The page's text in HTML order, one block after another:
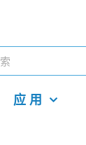
应 用